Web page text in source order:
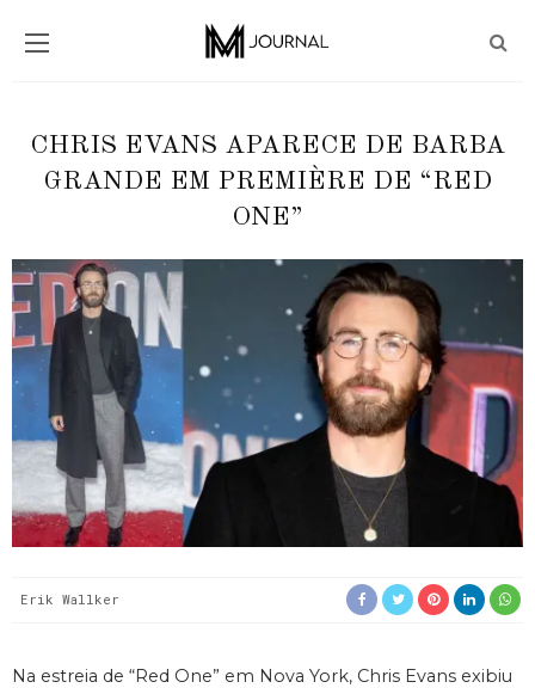
CHRIS EVANS APARECE DE BARBA
GRANDE EM PREMIÈRE DE “RED
ONE”
Erik Wallker
Na estreia de “Red One” em Nova York, Chris Evans exibiu